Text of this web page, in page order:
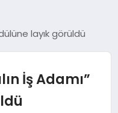
layık görüldü
İş Adamı”